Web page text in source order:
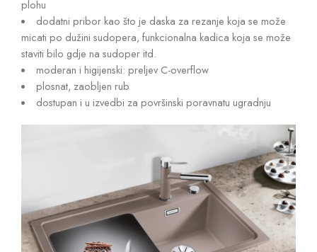
plohu
dodatni pribor kao što je daska za rezanje koja se može
micati po dužini sudopera, funkcionalna kadica koja se može
staviti bilo gdje na sudoper itd.
moderan i higijenski: preljev C-overflow
plosnat, zaobljen rub
dostupan i u izvedbi za površinski poravnatu ugradnju